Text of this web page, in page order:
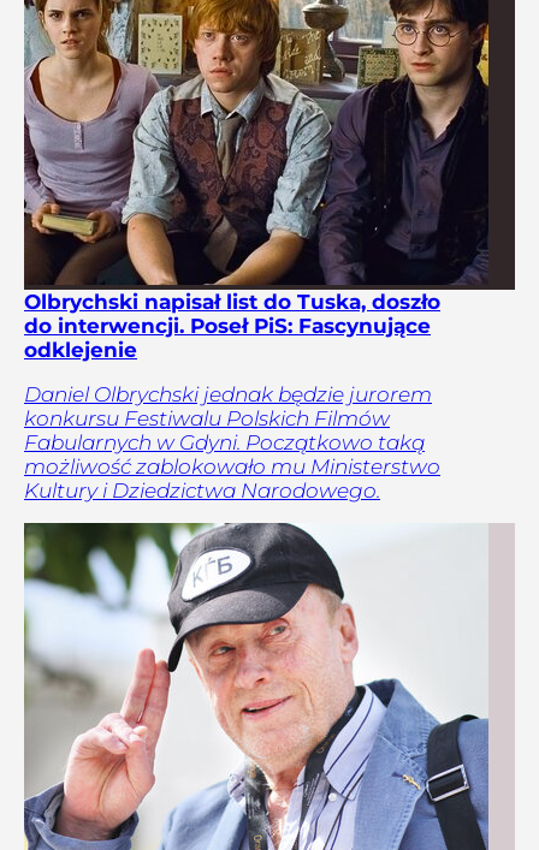
Olbrychski napisał list do Tuska, doszło
do interwencji. Poseł PiS: Fascynujące
odklejenie
Daniel Olbrychski jednak będzie jurorem
konkursu Festiwalu Polskich Filmów
Fabularnych w Gdyni. Początkowo taką
możliwość zablokowało mu Ministerstwo
Kultury i Dziedzictwa Narodowego.